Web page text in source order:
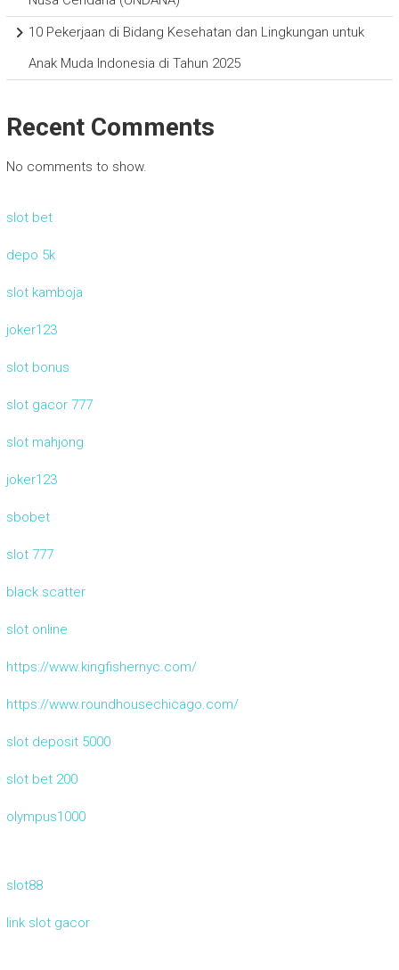
10 Pekerjaan di Bidang Kesehatan dan Lingkungan untuk
Anak Muda Indonesia di Tahun 2025
Recent Comments
No comments to show.
slot bet
depo 5k
slot kamboja
joker123
slot bonus
slot gacor 777
slot mahjong
joker123
sbobet
slot 777
black scatter
slot online
https://www.kingfishernyc.com/
https://www.roundhousechicago.com/
slot deposit 5000
slot bet 200
olympus1000
slot88
link slot gacor